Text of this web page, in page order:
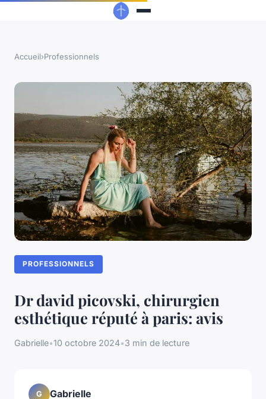
Accueil›Professionnels
PROFESSIONNELS
Dr david picovski, chirurgien
esthétique réputé à paris: avis
Gabrielle•10 octobre 2024•3 min de lecture
G Gabrielle